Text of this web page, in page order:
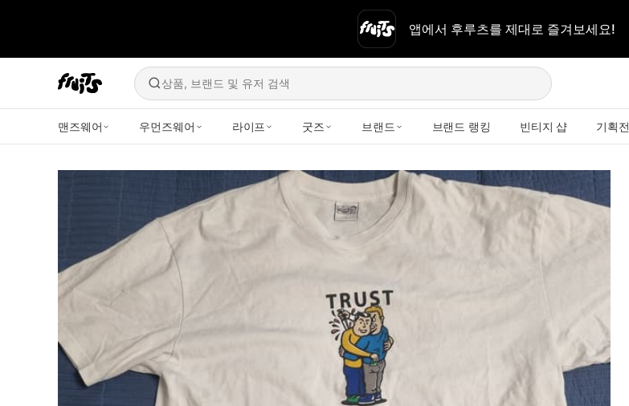
앱에서 후루츠를 제대로 즐겨보세요!
상품, 브랜드 및 유저 검색
맨즈웨어 우먼즈웨어 라이프 굿즈 브랜드 브랜드 랭킹 빈티지 샵 기획전